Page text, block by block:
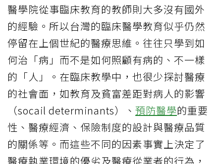
醫學院從事臨床教育的教師則大多沒有國外
的經驗。所以台灣的臨床醫學教育似乎仍然
停留在上個世紀的醫療思維。往往只學到如
何治「病」而不是如何照顧有病的、不一樣
的「人」。在臨床教學中，也很少探討醫療
的社會面，如教育及貧富差距對病人的影響
（socail determinants）、 預防醫學的重要
性、醫療經濟、保險制度的設計與醫療品質
的關係等。而這些不同的因素事實上決定了
醫療執業環境的優劣及醫療從業者的行為，